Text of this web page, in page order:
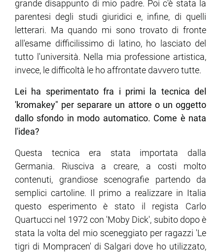
grande disappunto di mio padre. Poi c'è stata la
parentesi degli studi giuridici e, infine, di quelli
letterari. Ma quando mi sono trovato di fronte
all'esame difficilissimo di latino, ho lasciato del
tutto l'università. Nella mia professione artistica,
invece, le difficoltà le ho affrontate davvero tutte.
Lei ha sperimentato fra i primi la tecnica del
'kromakey" per separare un attore o un oggetto
dallo sfondo in modo automatico. Come è nata
l'idea?
Questa tecnica era stata importata dalla
Germania. Riusciva a creare, a costi molto
contenuti, grandiose scenografie partendo da
semplici cartoline. Il primo a realizzare in Italia
questo esperimento è stato il regista Carlo
Quartucci nel 1972 con 'Moby Dick', subito dopo è
stata la volta del mio sceneggiato per ragazzi 'Le
tigri di Mompracen' di Salgari dove ho utilizzato,